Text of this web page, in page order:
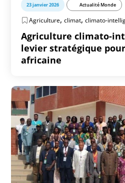
23 janvier 2026 Actualité Monde
Agriculture,climat,climato-
Agriculture climato-
levier stratégique
africaine